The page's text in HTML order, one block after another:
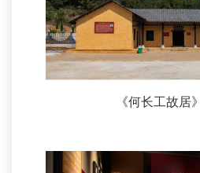
《何长工故居